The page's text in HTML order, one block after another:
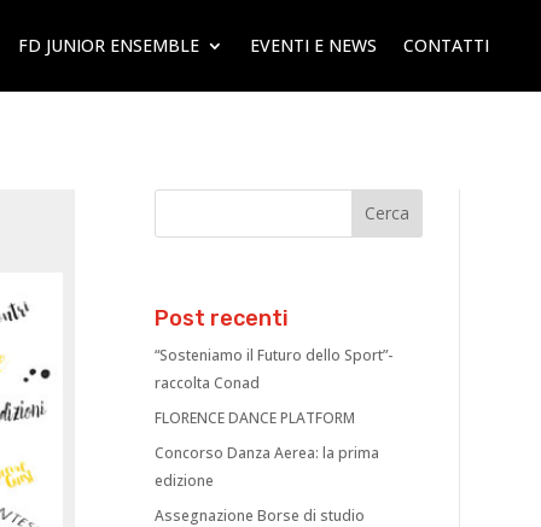
FD JUNIOR ENSEMBLE EVENTI E NEWS CONTATTI
Post recenti
“Sosteniamo il Futuro dello Sport”-
raccolta Conad
FLORENCE DANCE PLATFORM
Concorso Danza Aerea: la prima
edizione
Assegnazione Borse di studio